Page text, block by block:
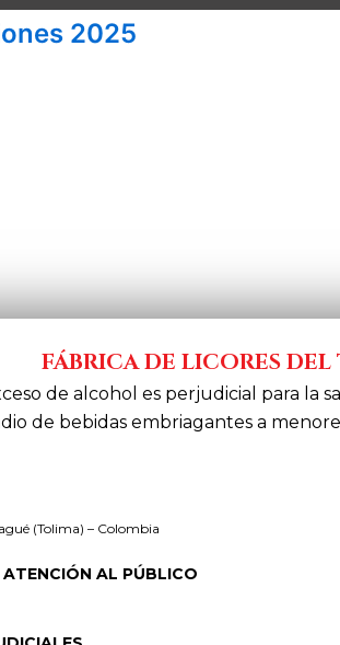
menú
2025
FÁBRICA DE LICORES
de alcohol es perjudicial para la
de bebidas embriagantes a
(Tolima) – Colombia
AL PÚBLICO